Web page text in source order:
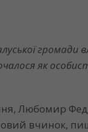
громади
як
Любомир
вчинок,